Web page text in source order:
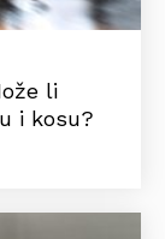
li
i kosu?